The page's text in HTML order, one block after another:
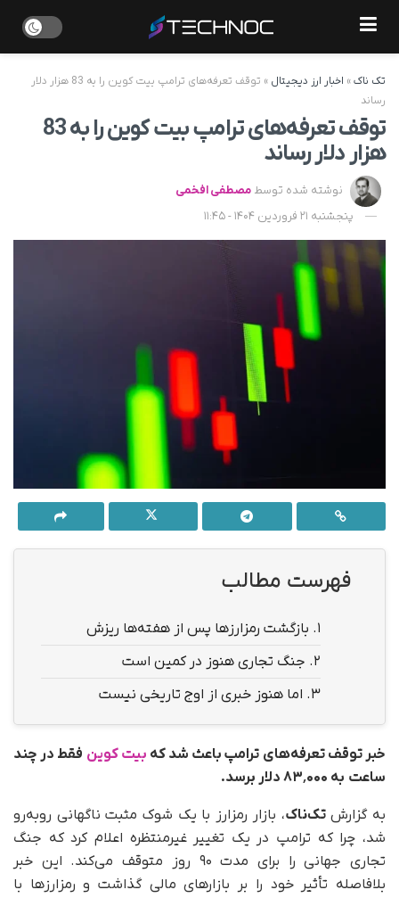
تک ناک» اخبار ارز دیجیتال »
توقف تعرفه‌های ترامپ بیت کوین را به 83 هزار دلار
رساند
توقف تعرفه‌های ترامپ بیت کوین را به 83
هزار دلار رساند
نوشته شده توسط مصطفی افخمی
پنجشنبه 21 فروردین 1404 - 11:45
فهرست مطالب
1. بازگشت رمزارزها پس از هفته‌ها ریزش
2. جنگ تجاری هنوز در کمین است
3. اما هنوز خبری از اوج تاریخی نیست
خبر توقف تعرفه‌های ترامپ باعث شد که بیت کوین فقط در چند
ساعت به ۸۳٬۰۰۰ دلار برسد.
به گزارشتک‌ناک، بازار رمزارز با یک شوک مثبت ناگهانی روبه‌رو
شد، چرا که ترامپ در یک تغییر غیرمنتظره اعلام کرد که جنگ
تجاری جهانی را برای مدت ۹۰ روز متوقف می‌کند. این خبر
بلافاصله تأثیر خود را بر بازارهای مالی گذاشت و رمزارزها با